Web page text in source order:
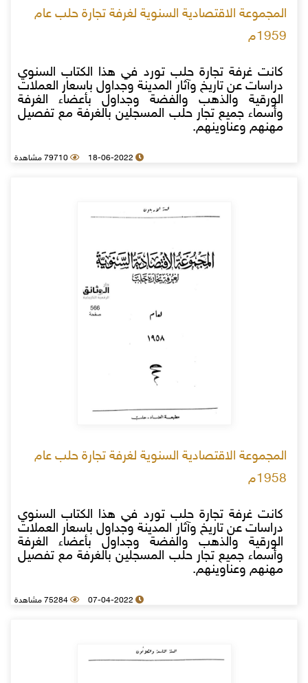
المجموعة الاقتصادية السنوية لغرفة تجارة حلب عام
1959م
كانت غرفة تجارة حلب تورد في هذا الكتاب السنوي
دراسات عن تاريخ وآثار المدينة وجداول باسعار العملات
الورقية والذهب والفضة وجداول بأعضاء الغرفة
وأسماء جميع تجار حلب المسجلين بالغرفة مع تفصيل
مهنهم وعناوينهم.
18-06-2022 79710 مشاهدة
المجموعة الاقتصادية السنوية لغرفة تجارة حلب عام
1958م
كانت غرفة تجارة حلب تورد في هذا الكتاب السنوي
دراسات عن تاريخ وآثار المدينة وجداول باسعار العملات
الورقية والذهب والفضة وجداول بأعضاء الغرفة
وأسماء جميع تجار حلب المسجلين بالغرفة مع تفصيل
مهنهم وعناوينهم.
07-04-2022 75284 مشاهدة